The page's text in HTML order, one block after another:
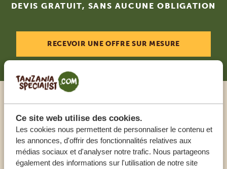
Ce site web utilise des cookies.
Les cookies nous permettent de personnaliser le contenu et
les annonces, d'offrir des fonctionnalités relatives aux
médias sociaux et d'analyser notre trafic. Nous partageons
également des informations sur l'utilisation de notre site
DEVIS GRATUIT, SANS AUCUNE OBLIGATION
RECEVOIR UNE OFFRE SUR MESURE
Appeler un expert
NOS SPÉCIALISTES SONT LÀ POUR VOUS
AIDER